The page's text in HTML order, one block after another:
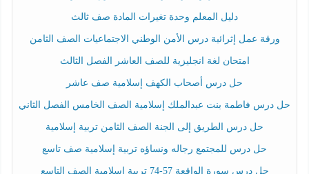
دليل المعلم وحدة تغيرات المادة صف ثالث
ورقة عمل إثرائية درس الأمن الوطني الاجتماعيات الصف الثامن
امتحان لغة انجليزية للصف العاشر الفصل الثالث
حل درس أصحاب الكهف إسلامية صف عاشر
حل درس فاطمة بنت عبدالملك إسلامية الصف الخامس الفصل الثاني
حل درس الطريق إلى الجنة الصف الثامن تربية إسلامية
حل درس للمجتمع رجاله ونساؤه تربية إسلامية صف تاسع
حل درس سورة الواقعة 57-74 تربية اسلامية الصف التاسع